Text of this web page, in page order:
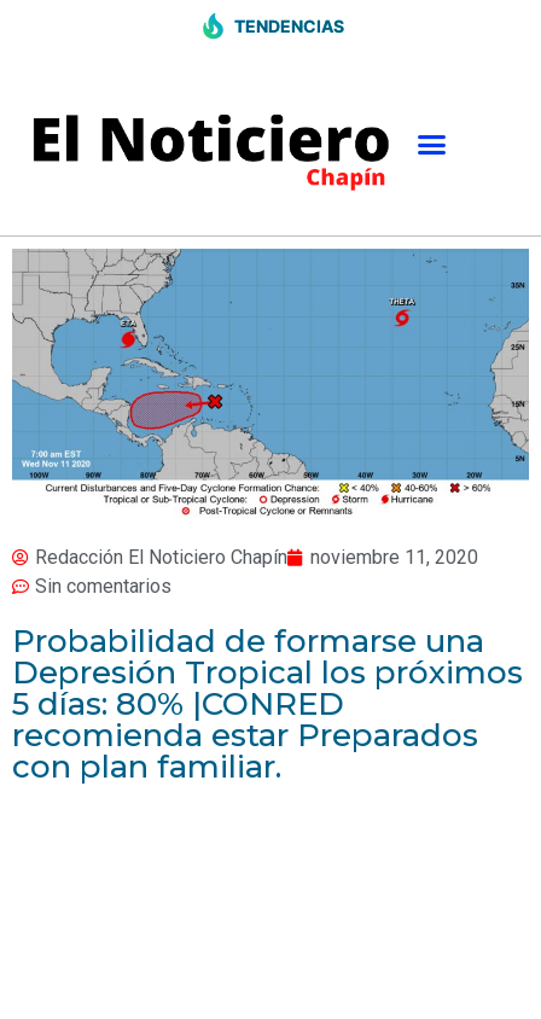
TENDENCIAS
Redacción El Noticiero Chapín
noviembre 11, 2020
Sin comentarios
Probabilidad de formarse una
Depresión Tropical los próximos
5 días: 80% |CONRED
recomienda estar Preparados
con plan familiar.